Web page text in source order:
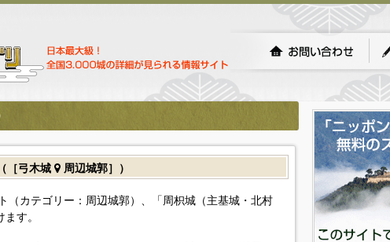
［弓木城 周辺城郭］）
（カテゴリー：周辺城郭）、「周枳城（主基城・北村
す。